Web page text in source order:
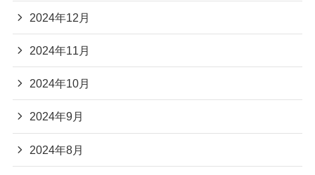
2024年12月
2024年11月
2024年10月
2024年9月
2024年8月